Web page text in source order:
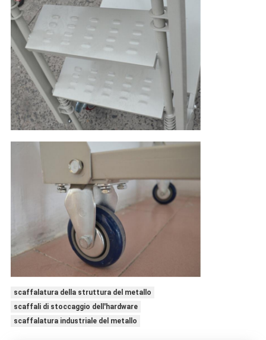
scaffalatura della struttura del metallo
scaffali di stoccaggio dell'hardware
scaffalatura industriale del metallo